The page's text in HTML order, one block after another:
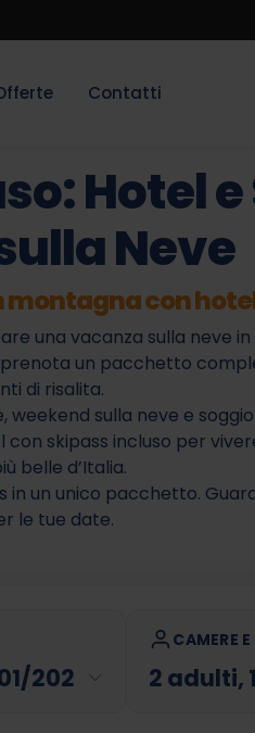
Contatti
Hotel
Neve
con
una vacanza sulla neve
un pacchetto
di risalita.
sulla neve e
skipass incluso per
belle d’Italia.
in un unico pacchetto.
le tue date.
CAMERE
2 adulti,